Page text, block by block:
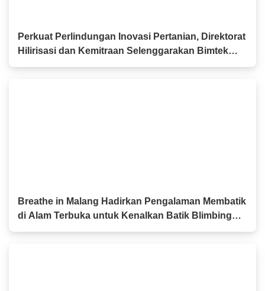
Perkuat Perlindungan Inovasi Pertanian, Direktorat
Hilirisasi dan Kemitraan Selenggarakan Bimtek
PVT
Breathe in Malang Hadirkan Pengalaman Membatik
di Alam Terbuka untuk Kenalkan Batik Blimbing
kepada Generasi Muda